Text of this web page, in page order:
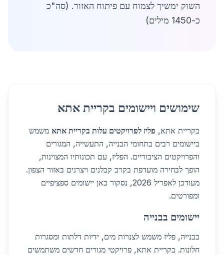
השוק ימשיך לצמוח עם פיתוח האזור. (סה"כ
כ-1450 מילים)
שימושים ויישומים בקריית אתא
בקריית אתא, פליז לפרויקטים עלות בקריית אתא משמש
ביישומים רבים בתחומי הבנייה, התעשייה, המגורים
והפרויקטים הציבוריים. הפליז, עם תכונותיו המצוינות,
הופך לבחירה מועדפת בקרב קבלנים ויצרנים באזור הצפון.
מעודכן לאפריל 2026, נסקור כאן יישומים ספציפיים
ומפורטים.
יישומים בבנייה
בבנייה, פליז משמש לצנרות מים, ידיות דלתות ומסגרות
חלונות. בקריית אתא, פרויקטי מגורים חדשים משתמשים